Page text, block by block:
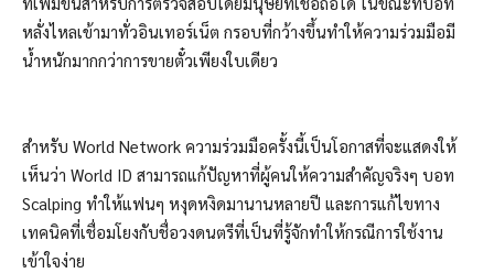
หลั่งไหลเข้ามาทั่วอินเทอร์เน็ต กรอบที่กว้างขึ้นทำให้ความร่วมมือมี
น้ำหนักมากกว่าการขายตั๋วเพียงใบเดียว
สำหรับ World Network ความร่วมมือครั้งนี้เป็นโอกาสที่จะแสดงให้
เห็นว่า World ID สามารถแก้ปัญหาที่ผู้คนให้ความสำคัญจริงๆ บอท
Scalping ทำให้แฟนๆ หงุดหงิดมานานหลายปี และการแก้ไขทาง
เทคนิคที่เชื่อมโยงกับชื่อวงดนตรีที่เป็นที่รู้จักทำให้กรณีการใช้งาน
เข้าใจง่าย